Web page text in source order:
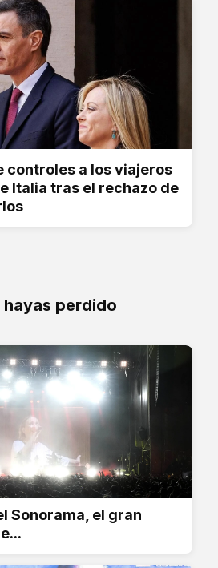
controles a los viajeros
Italia tras el rechazo de
hayas perdido
Sonorama, el gran